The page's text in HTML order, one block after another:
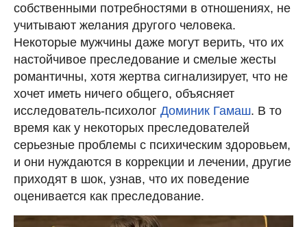
собственными потребностями в отношениях, не
учитывают желания другого человека.
Некоторые мужчины даже могут верить, что их
настойчивое преследование и смелые жесты
романтичны, хотя жертва сигнализирует, что не
хочет иметь ничего общего, объясняет
исследователь-психолог Доминик Гамаш. В то
время как у некоторых преследователей
серьезные проблемы с психическим здоровьем,
и они нуждаются в коррекции и лечении, другие
приходят в шок, узнав, что их поведение
оценивается как преследование.